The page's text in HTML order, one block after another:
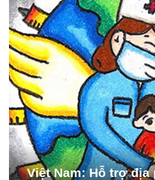
Việt Nam: Hỗ trợ